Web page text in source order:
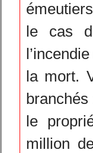
le cas
la mort.
le
million